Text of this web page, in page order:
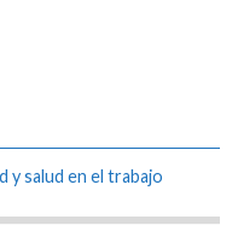
y salud en el trabajo